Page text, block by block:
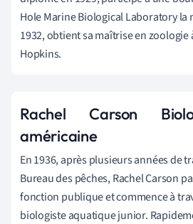
Hole Marine Biological Laboratory la
1932, obtient sa maîtrise en
Hopkins.
Rachel Carson
américaine
En 1936, après plusieurs années de
Bureau des pêches, Rachel Carson
fonction publique et commence à
biologiste aquatique junior.